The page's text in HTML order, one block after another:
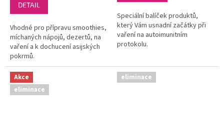
DETAIL
Vhodné pro přípravu smoothies,
míchaných nápojů, dezertů, na
vaření a k dochucení asijských
pokrmů.
Speciální balíček produktů,
který Vám usnadní začátky při
vaření na autoimunitním
protokolu.
Akce
eliminace
eliminace